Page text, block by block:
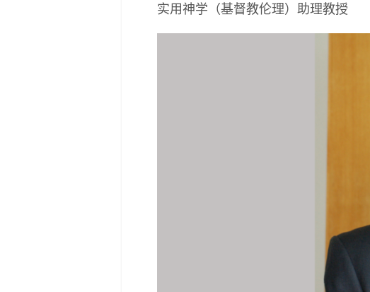
实用神学（基督教伦理）助理教授